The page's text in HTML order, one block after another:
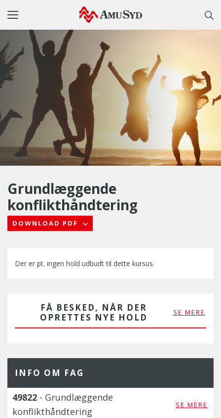
Toggle
Grundlæggende
konflikthåndtering
DOWNLOAD PDF
Der er pt. ingen hold udbudt til dette kursus.
FÅ BESKED, NÅR DER
OPRETTES NYE HOLD
SE MERE
INFO OM FAG
49822 - Grundlæggende
konflikthåndtering
SE MERE